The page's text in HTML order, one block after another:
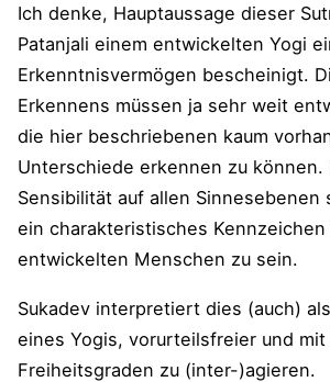
Ich denke, Hauptaussage dieser
Patanjali einem entwickelten Yogi
Erkenntnisvermögen bescheinigt.
Erkennens müssen ja sehr weit
die hier beschriebenen kaum
Unterschiede erkennen zu können.
Sensibilität auf allen Sinnesebenen
ein charakteristisches
entwickelten Menschen zu sein.
Sukadev interpretiert dies (auch)
eines Yogis, vorurteilsfreier und
Freiheitsgraden zu (inter-)agieren.